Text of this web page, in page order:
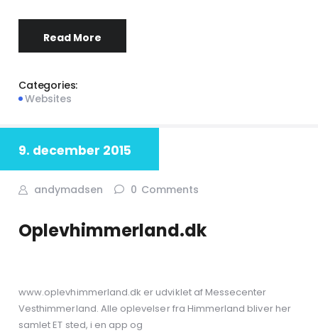
Read More
Categories:
Websites
9. december 2015
andymadsen 0 Comments
Oplevhimmerland.dk
www.oplevhimmerland.dk er udviklet af Messecenter
Vesthimmerland. Alle oplevelser fra Himmerland bliver her
samlet ET sted, i en app og